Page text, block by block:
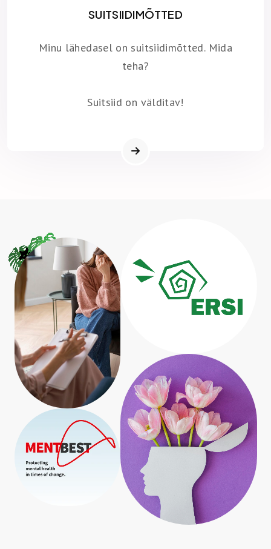
SUITSIIDIMÕTTED
Minu lähedasel on suitsiidimõtted. Mida
teha?
Suitsiid on välditav!